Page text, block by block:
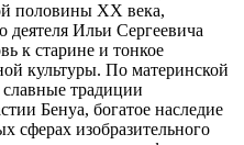
половины XX века,
деятеля Ильи Сергеевича
к старине и тонкое
культуры. По материнской
традиции
Бенуа, богатое наследие
сферах изобразительного